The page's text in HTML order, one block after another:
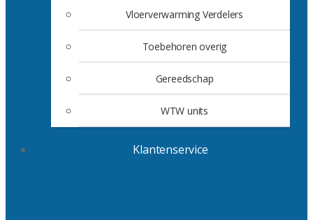
Vloerverwarming Verdelers
Toebehoren overig
Gereedschap
WTW units
Klantenservice